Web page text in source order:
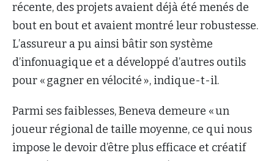
récente, des projets avaient déjà été menés de
bout en bout et avaient montré leur robustesse.
L’assureur a pu ainsi bâtir son système
d’infonuagique et a développé d’autres outils
pour « gagner en vélocité », indique-t-il.
Parmi ses faiblesses, Beneva demeure « un
joueur régional de taille moyenne, ce qui nous
impose le devoir d’être plus efficace et créatif